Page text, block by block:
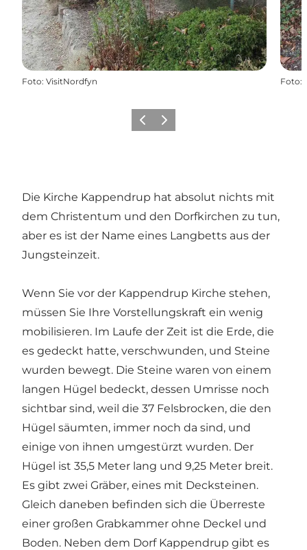
Foto: VisitNordfyn Foto:
ZurückWeiter
Die Kirche Kappendrup hat absolut nichts mit
dem Christentum und den Dorfkirchen zu tun,
aber es ist der Name eines Langbetts aus der
Jungsteinzeit.
Wenn Sie vor der Kappendrup Kirche stehen,
müssen Sie Ihre Vorstellungskraft ein wenig
mobilisieren. Im Laufe der Zeit ist die Erde, die
es gedeckt hatte, verschwunden, und Steine ​​
wurden bewegt. Die Steine waren von einem
langen Hügel bedeckt, dessen Umrisse noch
sichtbar sind, weil die 37 Felsbrocken, die den
Hügel säumten, immer noch da sind, und
einige von ihnen umgestürzt wurden. Der
Hügel ist 35,5 Meter lang und 9,25 Meter breit.
Es gibt zwei Gräber, eines mit Decksteinen.
Gleich daneben befinden sich die Überreste
einer großen Grabkammer ohne Deckel und
Boden. Neben dem Dorf Kappendrup gibt es